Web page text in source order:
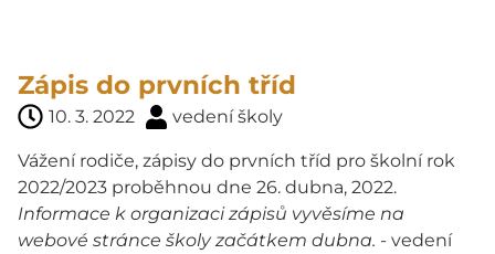
Zápis do prvních tříd
10. 3. 2022 vedení školy
Vážení rodiče, zápisy do prvních tříd pro školní rok
2022/2023 proběhnou dne 26. dubna, 2022.
Informace k organizaci zápisů vyvěsíme na
webové stránce školy začátkem dubna. - vedení